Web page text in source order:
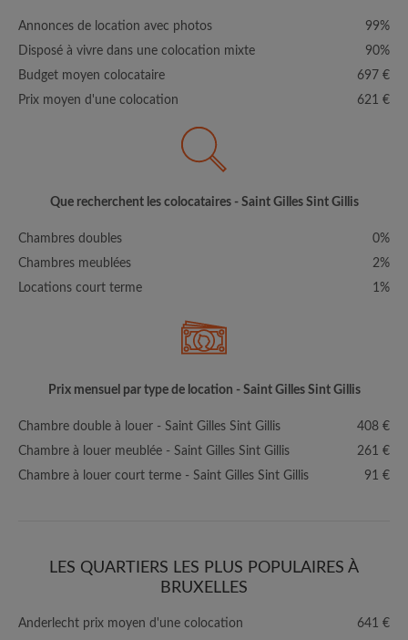
Annonces de location avec photos
99%
Disposé à vivre dans une colocation mixte
90%
Budget moyen colocataire
697 €
Prix moyen d'une colocation
621 €
Que recherchent les colocataires - Saint Gilles Sint Gillis
Chambres doubles
0%
Chambres meublées
2%
Locations court terme
1%
Prix mensuel par type de location - Saint Gilles Sint Gillis
Chambre double à louer - Saint Gilles Sint Gillis
408 €
Chambre à louer meublée - Saint Gilles Sint Gillis
261 €
Chambre à louer court terme - Saint Gilles Sint Gillis
91 €
LES QUARTIERS LES PLUS POPULAIRES À
BRUXELLES
Anderlecht prix moyen d'une colocation 641 €